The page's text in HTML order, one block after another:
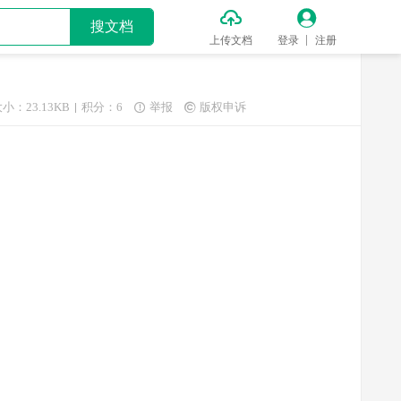
搜文档 
上传文档

登录 注册
小：23.13KB 积分：6  举报  版权申诉